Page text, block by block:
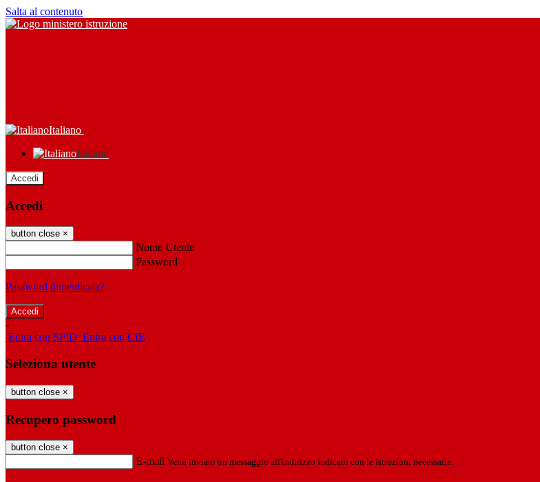
Salta al contenuto
Italiano
Italiano
Accedi
Accedi
button close ×
Nome Utente
Password
Password dimenticata?
-
Entra con SPID Entra con CIE
Seleziona utente
button close ×
Recupero password
button close ×
E-mail Verrà inviato un messaggio all'indirizzo indicato con le istruzioni necessarie.